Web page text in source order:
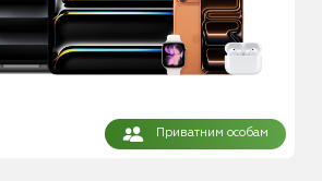
Приватним особам